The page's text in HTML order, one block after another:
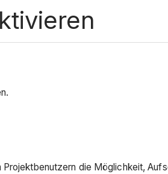
die Möglichkeit,